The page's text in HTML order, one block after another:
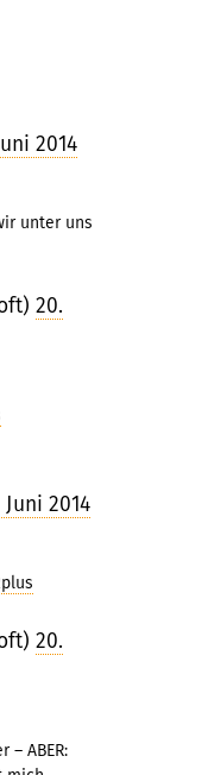
2014
unter uns
20.
Juni 2014
20.
– ABER: